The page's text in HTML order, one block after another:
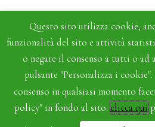
Questo sito utilizza cookie,
funzionalità del sito e attività
o negare il consenso a tutti o ad
pulsante "Personalizza i
consenso in qualsiasi momento
policy" in fondo al sito.clicca qui